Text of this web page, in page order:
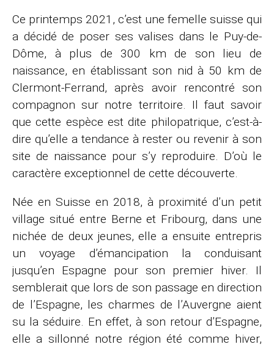
Ce printemps 2021, c’est une femelle suisse qui
a décidé de poser ses valises dans le Puy-de-
Dôme, à plus de 300 km de son lieu de
naissance, en établissant son nid à 50 km de
Clermont-Ferrand, après avoir rencontré son
compagnon sur notre territoire. Il faut savoir
que cette espèce est dite philopatrique, c’est-à-
dire qu’elle a tendance à rester ou revenir à son
site de naissance pour s’y reproduire. D’où le
caractère exceptionnel de cette découverte.
Née en Suisse en 2018, à proximité d’un petit
village situé entre Berne et Fribourg, dans une
nichée de deux jeunes, elle a ensuite entrepris
un voyage d’émancipation la conduisant
jusqu’en Espagne pour son premier hiver. Il
semblerait que lors de son passage en direction
de l’Espagne, les charmes de l’Auvergne aient
su la séduire. En effet, à son retour d’Espagne,
elle a sillonné notre région été comme hiver,